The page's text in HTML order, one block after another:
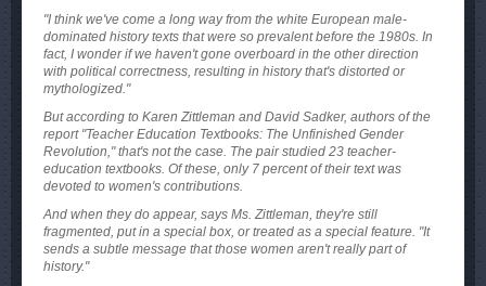
"I think we've come a long way from the white European male-
dominated history texts that were so prevalent before the 1980s. In
fact, I wonder if we haven't gone overboard in the other direction
with political correctness, resulting in history that's distorted or
mythologized."
But according to Karen Zittleman and David Sadker, authors of the
report "Teacher Education Textbooks: The Unfinished Gender
Revolution," that's not the case. The pair studied 23 teacher-
education textbooks. Of these, only 7 percent of their text was
devoted to women's contributions.
And when they do appear, says Ms. Zittleman, they're still
fragmented, put in a special box, or treated as a special feature. "It
sends a subtle message that those women aren't really part of
history."